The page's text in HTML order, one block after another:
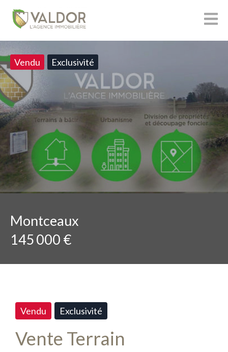
Vendu Exclusivité
Montceaux
145 000 €
Vendu Exclusivité
Vente Terrain